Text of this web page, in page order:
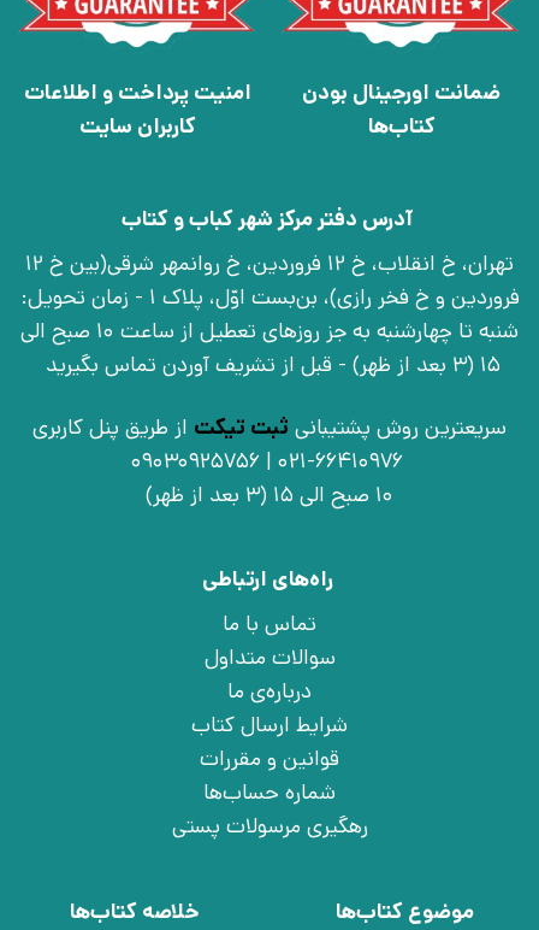
ضمانت اورجینال بودن
کتاب‌ها
امنیت پرداخت و اطلاعات
کاربران سایت
آدرس دفتر مرکز شهر کباب و کتاب
تهران، خ انقلاب، خ 12 فروردین، خ روانمهر شرقی(بین خ 12
فروردین و خ فخر رازی)، بن‌بست اوّل، پلاک 1 - زمان تحویل:
شنبه تا چهارشنبه به جز روزهای تعطیل از ساعت 10 صبح الی
15 (3 بعد از ظهر) - قبل از تشریف آوردن تماس بگیرید
سریعترین روش پشتیبانی ثبت تیکت از طریق پنل کاربری
021-66410976 | 09030925756
10 صبح الی 15 (3 بعد از ظهر)
راه‌های ارتباطی
تماس با ما
سوالات متداول
درباره‌ی ما
شرایط ارسال کتاب
قوانین و مقررات
شماره حساب‌ها
رهگیری مرسولات پستی
موضوع کتاب‌ها
خلاصه کتاب‌ها